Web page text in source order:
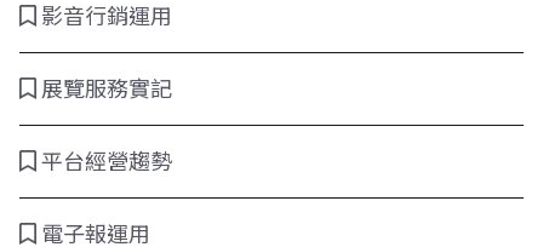
影音行銷運用
展覽服務實記
平台經營趨勢
電子報運用